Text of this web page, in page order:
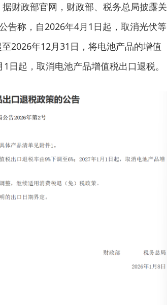
财政部官网，财政部、税务总局披露关
告称，自2026年4月1日起，取消光伏等
2026年12月31日，将电池产品的增值
日起，取消电池产品增值税出口退税。